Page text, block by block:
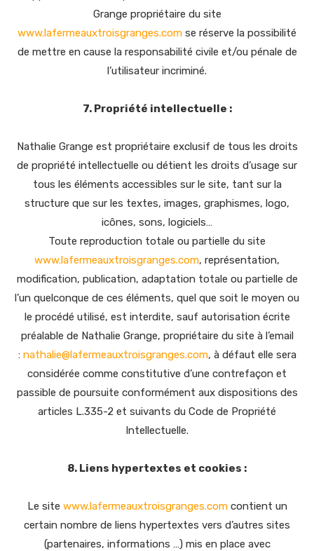
Grange propriétaire du site
www.lafermeauxtroisgranges.com se réserve la possibilité
de mettre en cause la responsabilité civile et/ou pénale de
l’utilisateur incriminé.
7. Propriété intellectuelle :
Nathalie Grange est propriétaire exclusif de tous les droits
de propriété intellectuelle ou détient les droits d’usage sur
tous les éléments accessibles sur le site, tant sur la
structure que sur les textes, images, graphismes, logo,
icônes, sons, logiciels…
Toute reproduction totale ou partielle du site
www.lafermeauxtroisgranges.com, représentation,
modification, publication, adaptation totale ou partielle de
l’un quelconque de ces éléments, quel que soit le moyen ou
le procédé utilisé, est interdite, sauf autorisation écrite
préalable de Nathalie Grange, propriétaire du site à l’email
: nathalie@lafermeauxtroisgranges.com, à défaut elle sera
considérée comme constitutive d’une contrefaçon et
passible de poursuite conformément aux dispositions des
articles L.335-2 et suivants du Code de Propriété
Intellectuelle.
8. Liens hypertextes et cookies :
Le site www.lafermeauxtroisgranges.comcontient un
certain nombre de liens hypertextes vers d’autres sites
(partenaires, informations …) mis en place avec